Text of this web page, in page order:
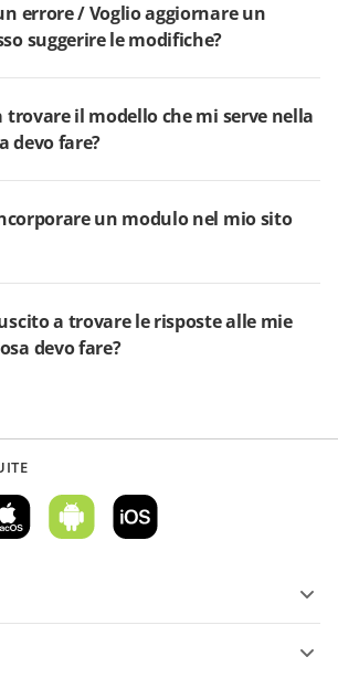
errore / Voglio aggiornare un
suggerire le modifiche?
trovare il modello che mi serve nella
devo fare?
un modulo nel mio sito
a trovare le risposte alle mie
devo fare?